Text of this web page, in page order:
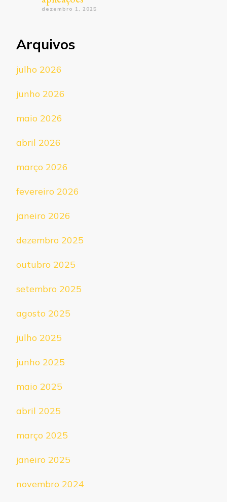
dezembro 1, 2025
Arquivos
julho 2026
junho 2026
maio 2026
abril 2026
março 2026
fevereiro 2026
janeiro 2026
dezembro 2025
outubro 2025
setembro 2025
agosto 2025
julho 2025
junho 2025
maio 2025
abril 2025
março 2025
janeiro 2025
novembro 2024